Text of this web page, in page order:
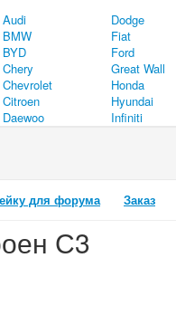
Audi
BMW
BYD
Chery
Chevrolet
Citroen
Daewoo
Dodge
Fiat
Ford
Great Wall
Honda
Hyundai
Infiniti
для форума Заказ
С3